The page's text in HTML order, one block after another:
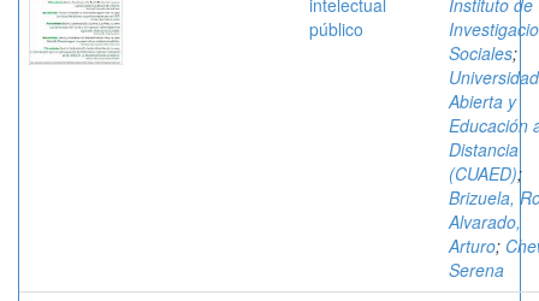
intelectual
público
Instituto de
Sociales;
Universidad
Abierta y
Educación
Distancia
(CUAED);
Brizuela,
Alvarado,
Arturo;
Serena